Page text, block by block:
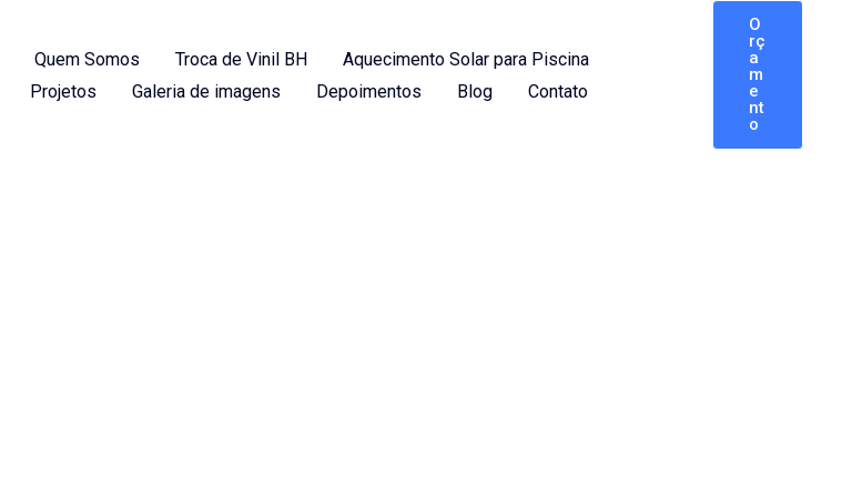
Quem Somos Troca de Vinil BH
Aquecimento Solar para Piscina
Projetos Galeria de imagens Depoimentos Blog Contato
O
rç
a
m
e
nt
o